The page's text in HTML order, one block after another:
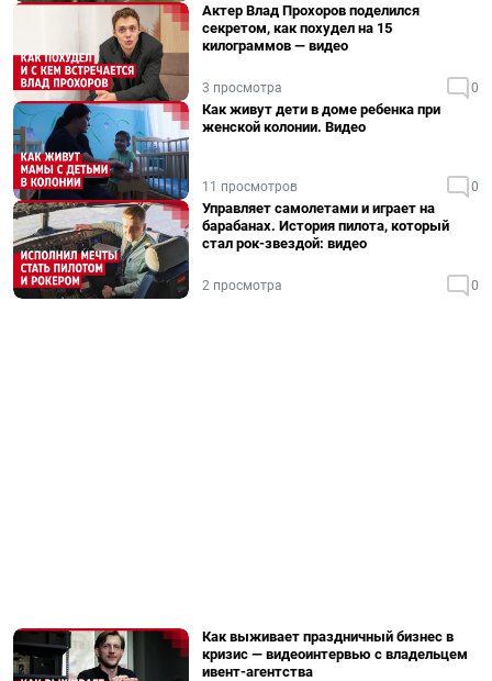
Актер Влад Прохоров поделился
секретом, как похудел на 15
килограммов — видео
3 просмотра 0
Как живут дети в доме ребенка при
женской колонии. Видео
11 просмотров 0
Управляет самолетами и играет на
барабанах. История пилота, который
стал рок-звездой: видео
2 просмотра 0
Как выживает праздничный бизнес в
кризис — видеоинтервью с владельцем
ивент-агентства